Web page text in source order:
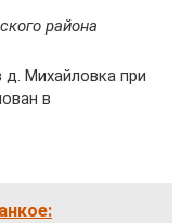
района
д. Михайловка при
в